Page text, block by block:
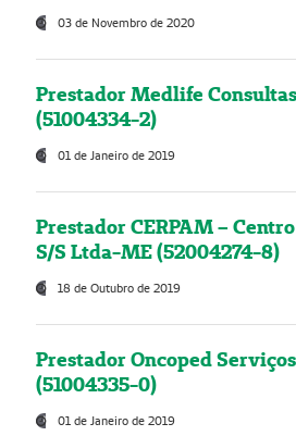
03 de Novembro de 2020
Prestador Medlife
(51004334-2)
01 de Janeiro de 2019
Prestador CERPAM –
S/S Ltda-ME (52004274-8)
18 de Outubro de 2019
Prestador Oncoped
(51004335-0)
01 de Janeiro de 2019